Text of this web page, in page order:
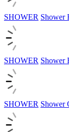
SHOWER Shower
SHOWER Shower
SHOWER Shower